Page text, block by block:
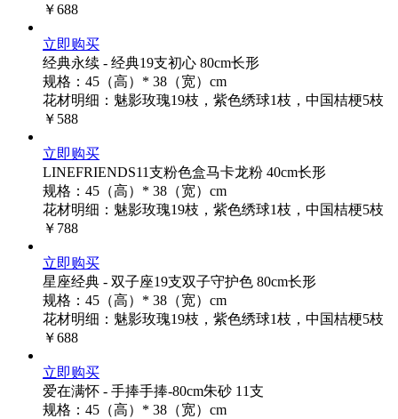
￥688
立即购买
经典永续 - 经典19支初心 80cm长形
规格：45（高）* 38（宽）cm
花材明细：魅影玫瑰19枝，紫色绣球1枝，中国桔梗5枝
￥588
立即购买
LINEFRIENDS11支粉色盒马卡龙粉 40cm长形
规格：45（高）* 38（宽）cm
花材明细：魅影玫瑰19枝，紫色绣球1枝，中国桔梗5枝
￥788
立即购买
星座经典 - 双子座19支双子守护色 80cm长形
规格：45（高）* 38（宽）cm
花材明细：魅影玫瑰19枝，紫色绣球1枝，中国桔梗5枝
￥688
立即购买
爱在满怀 - 手捧手捧-80cm朱砂 11支
规格：45（高）* 38（宽）cm